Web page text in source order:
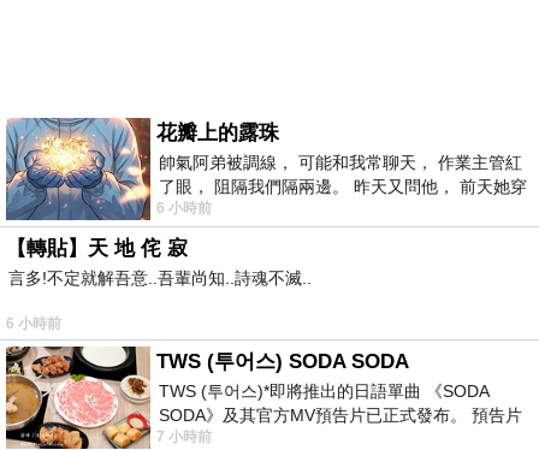
花瓣上的露珠
帥氣阿弟被調線， 可能和我常聊天， 作業主管紅
了眼， 阻隔我們隔兩邊。 昨天又問他， 前天她穿
什麼顏色衣服， 不經
6 小時前
【轉貼】天 地 侘 寂
言多!不定就解吾意..吾輩尚知..詩魂不滅..
6 小時前
TWS (투어스) SODA SODA
TWS (투어스)*即將推出的日語單曲 《SODA
SODA》及其官方MV預告片已正式發布。 預告片
一經發布， 就引發了粉絲們對這次夏季回
7 小時前